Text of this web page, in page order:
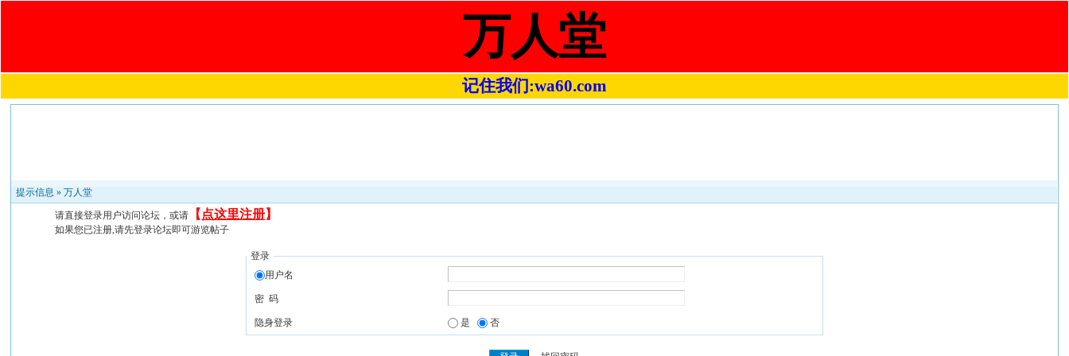
万人堂
记住我们:wa60.com
提示信息 »万人堂
请直接登录用户访问论坛，或请 【 点这里注册】
如果您已注册,请先登录论坛即可游览帖子
登录
用户名
密 码
隐身登录 是 否